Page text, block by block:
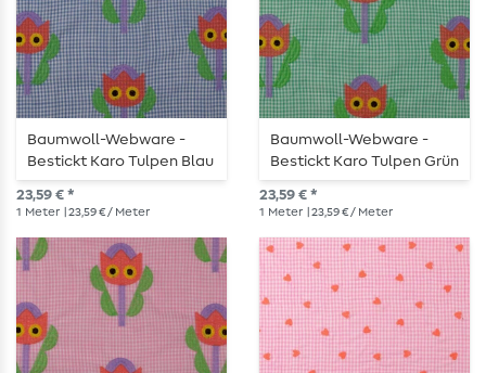
Baumwoll-Webware -
Bestickt Karo Tulpen Blau
23,59 € *
1 Meter | 23,59 € / Meter
Baumwoll-Webware -
Bestickt Karo Tulpen Grün
23,59 € *
1 Meter | 23,59 € / Meter